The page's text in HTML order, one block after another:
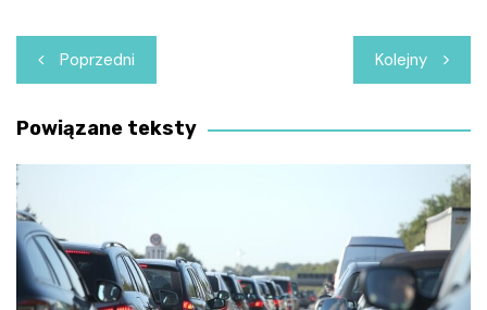
Nawigacja
wpisu
Poprzedni Kolejny
Powiązane teksty